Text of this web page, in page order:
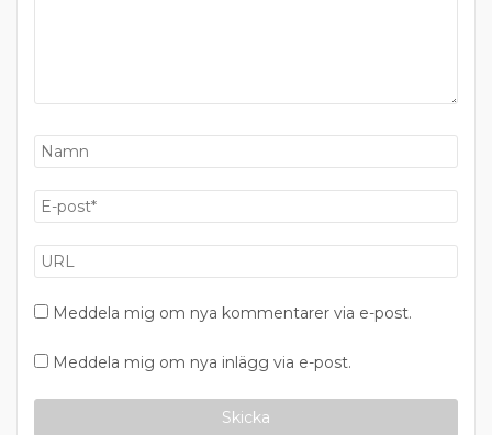
Meddela mig om nya kommentarer via e-post.
Meddela mig om nya inlägg via e-post.